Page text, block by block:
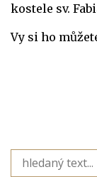
kostele sv.
Vy si ho